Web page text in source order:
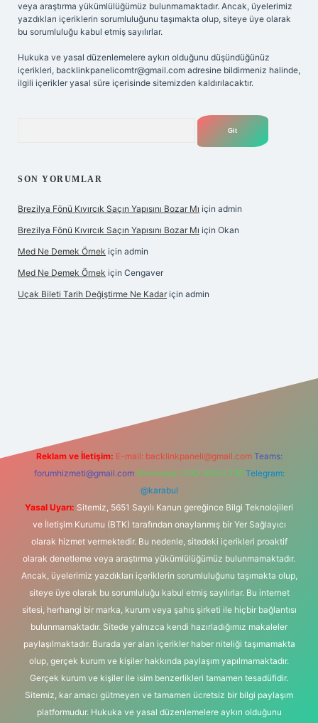
veya araştırma yükümlülüğümüz bulunmamaktadır. Ancak, üyelerimiz
yazdıkları içeriklerin sorumluluğunu taşımakta olup, siteye üye olarak
bu sorumluluğu kabul etmiş sayılırlar.
Hukuka ve yasal düzenlemelere aykırı olduğunu düşündüğünüz
içerikleri, backlinkpanelicomtr@gmail.com adresine bildirmeniz halinde,
ilgili içerikler yasal süre içerisinde sitemizden kaldırılacaktır.
SON YORUMLAR
Brezilya Fönü Kıvırcık Saçın Yapısını Bozar Mı için admin
Brezilya Fönü Kıvırcık Saçın Yapısını Bozar Mı için Okan
Med Ne Demek Örnek için admin
Med Ne Demek Örnek için Cengaver
Uçak Bileti Tarih Değiştirme Ne Kadar için admin
Reklam ve İletişim: E-mail: backlinkpaneli@gmail.com Teams:
forumhizmeti@gmail.com Whatsapp: 0262 606 0 726 Telegram:
@karabul
Yasal Uyarı: Sitemiz, 5651 Sayılı Kanun gereğince Bilgi Teknolojileri
ve İletişim Kurumu (BTK) tarafından onaylanmış bir Yer Sağlayıcı
olarak hizmet vermektedir. Bu nedenle, sitedeki içerikleri proaktif
olarak denetleme veya araştırma yükümlülüğümüz bulunmamaktadır.
Ancak, üyelerimiz yazdıkları içeriklerin sorumluluğunu taşımakta olup,
siteye üye olarak bu sorumluluğu kabul etmiş sayılırlar. Bu internet
sitesi, herhangi bir marka, kurum veya şahıs şirketi ile hiçbir bağlantısı
bulunmamaktadır. Sitede yalnızca kendi hazırladığımız makaleler
paylaşılmaktadır. Burada yer alan içerikler haber niteliği taşımamakta
olup, gerçek kurum ve kişiler hakkında paylaşım yapılmamaktadır.
Gerçek kurum ve kişiler ile isim benzerlikleri tamamen tesadüfidir.
Sitemiz, kar amacı gütmeyen ve tamamen ücretsiz bir bilgi paylaşım
platformudur. Hukuka ve yasal düzenlemelere aykırı olduğunu